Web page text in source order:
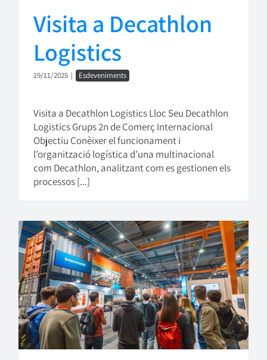
Visita a Decathlon
Logistics
19/11/2025 | Esdeveniments
Visita a Decathlon Logistics Lloc Seu Decathlon
Logistics Grups 2n de Comerç Internacional
Objectiu Conèixer el funcionament i
l’organització logística d’una multinacional
com Decathlon, analitzant com es gestionen els
processos [...]